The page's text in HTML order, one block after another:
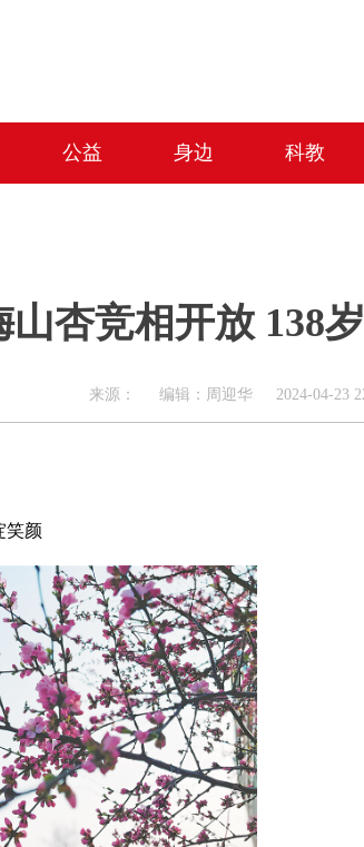
公益 身边 科教
山杏竞相开放 138
来源： 编辑：周迎华 2024-04-23
笑颜